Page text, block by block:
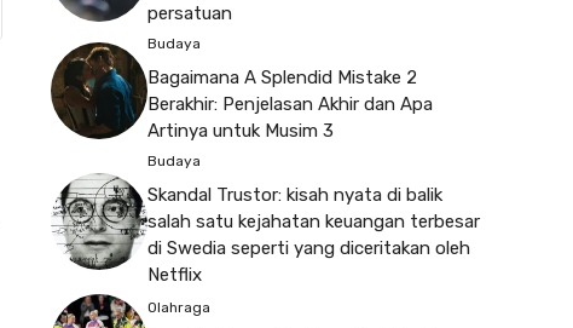
persatuan
Budaya
Bagaimana A Splendid Mistake 2
Berakhir: Penjelasan Akhir dan Apa
Artinya untuk Musim 3
Budaya
Skandal Trustor: kisah nyata di balik
salah satu kejahatan keuangan terbesar
di Swedia seperti yang diceritakan oleh
Netflix
Olahraga